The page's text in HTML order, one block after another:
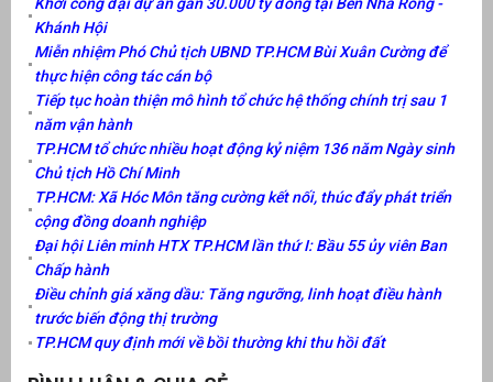
Khánh Hội
Miễn nhiệm Phó Chủ tịch UBND TP.HCM Bùi Xuân Cường để
thực hiện công tác cán bộ
Tiếp tục hoàn thiện mô hình tổ chức hệ thống chính trị sau 1
năm vận hành
TP.HCM tổ chức nhiều hoạt động kỷ niệm 136 năm Ngày sinh
Chủ tịch Hồ Chí Minh
TP.HCM: Xã Hóc Môn tăng cường kết nối, thúc đẩy phát triển
cộng đồng doanh nghiệp
Đại hội Liên minh HTX TP.HCM lần thứ I: Bầu 55 ủy viên Ban
Chấp hành
Điều chỉnh giá xăng dầu: Tăng ngưỡng, linh hoạt điều hành
trước biến động thị trường
TP.HCM quy định mới về bồi thường khi thu hồi đất